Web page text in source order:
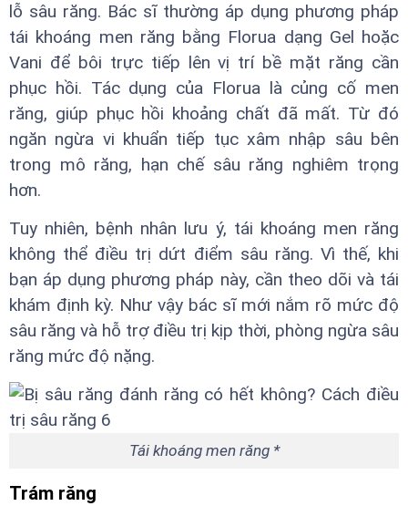
lỗ sâu răng. Bác sĩ thường áp dụng phương pháp
tái khoáng men răng bằng Florua dạng Gel hoặc
Vani để bôi trực tiếp lên vị trí bề mặt răng cần
phục hồi. Tác dụng của Florua là củng cố men
răng, giúp phục hồi khoảng chất đã mất. Từ đó
ngăn ngừa vi khuẩn tiếp tục xâm nhập sâu bên
trong mô răng, hạn chế sâu răng nghiêm trọng
hơn.
Tuy nhiên, bệnh nhân lưu ý, tái khoáng men răng
không thể điều trị dứt điểm sâu răng. Vì thế, khi
bạn áp dụng phương pháp này, cần theo dõi và tái
khám định kỳ. Như vậy bác sĩ mới nắm rõ mức độ
sâu răng và hỗ trợ điều trị kịp thời, phòng ngừa sâu
răng mức độ nặng.
Tái khoáng men răng *
Trám răng